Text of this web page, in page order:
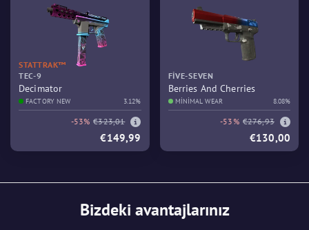
STATTRAK™
TEC-9
Decimator
FACTORY NEW 3.12%
-53% €323,01
€149,99
FIVE-SEVEN
Berries And Cherries
MINIMAL WEAR 8.08%
-53% €276,93
€130,00
Bizdeki avantajlarınız